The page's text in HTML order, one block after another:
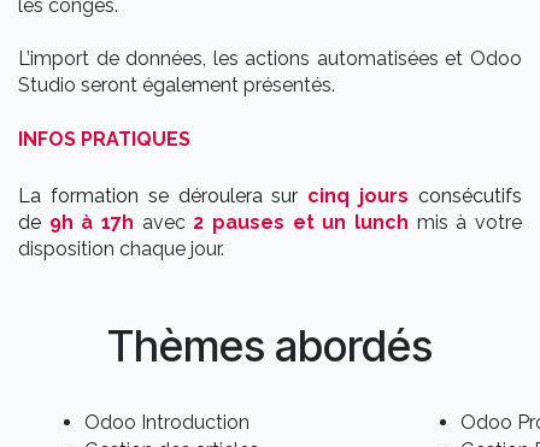
les congés.
L’import de données, les actions automatisées et Odoo
Studio seront également présentés.
INFOS PRATIQUES
La formation se déroulera sur cinq jours consécutifs
de 9h à 17h avec 2 pauses et un lunch mis à votre
disposition chaque jour.
Thèmes abordés
Odoo Introduction
Odoo